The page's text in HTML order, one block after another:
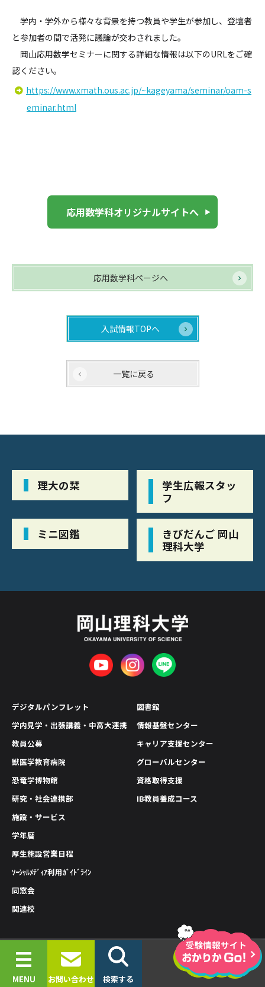
MENU お問い合わせ 検索する
学内・学外から様々な背景を持つ教員や学生が参加し、登壇者
と参加者の間で活発に議論が交わされました。
岡山応用数学セミナーに関する詳細な情報は以下のURLをご確
認ください。
https://www.xmath.ous.ac.jp/~kageyama/seminar/oam-s
eminar.html
応用数学科オリジナルサイトへ
応用数学科ページへ
入試情報TOPへ
一覧に戻る
理大の栞
学生広報スタッ
フ
ミニ図鑑
きびだんご 岡山
理科大学
デジタルパンフレット
学内見学・出張講義・中高大連携
教員公募
獣医学教育病院
恐竜学博物館
研究・社会連携部
図書館
情報基盤センター
キャリア支援センター
グローバルセンター
資格取得支援
IB教員養成コース
施設・サービス
学年暦
厚生施設営業日程
ｿｰｼｬﾙﾒﾃﾞｨｱ利用ｶﾞｲﾄﾞﾗｲﾝ
同窓会
関連校
情報公開
プライバシーポリシー
サイトポリシー